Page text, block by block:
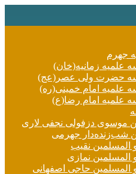
جهرم
علمیه زمانیه(خان)
حضرت ولی عصر(عج)
علمیه امام خمینی(ره)
علمیه امام رضا(ع)
موسوی دزفولی نجفی لاری
شب‌زنده‌دار جهرمی
المسلمین نقیب
المسلمین نمازی
المسلمین حاجی اصفهانی